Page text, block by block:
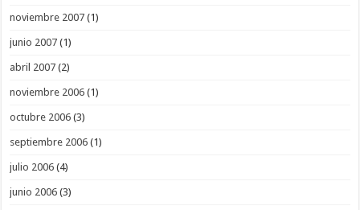
noviembre 2007 (1)
junio 2007 (1)
abril 2007 (2)
noviembre 2006 (1)
octubre 2006 (3)
septiembre 2006 (1)
julio 2006 (4)
junio 2006 (3)